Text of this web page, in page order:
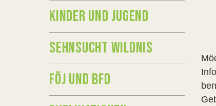
KINDER UND JUGEND
SEHNSUCHT WILDNIS
FÖJ UND BFD